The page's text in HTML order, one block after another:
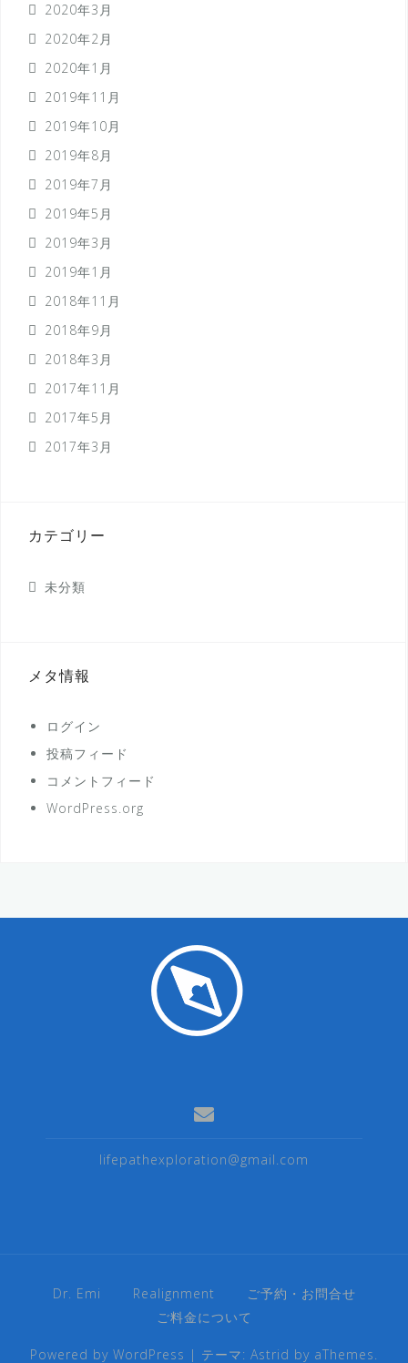
2020年3月
2020年2月
2020年1月
2019年11月
2019年10月
2019年8月
2019年7月
2019年5月
2019年3月
2019年1月
2018年11月
2018年9月
2018年3月
2017年11月
2017年5月
2017年3月
カテゴリー
未分類
メタ情報
ログイン
投稿フィード
コメントフィード
WordPress.org
lifepathexploration@gmail.com
Dr. Emi Realignment
ご予約・お問合せ
ご料金について
Powered by WordPress | テーマ: Astrid by aThemes.